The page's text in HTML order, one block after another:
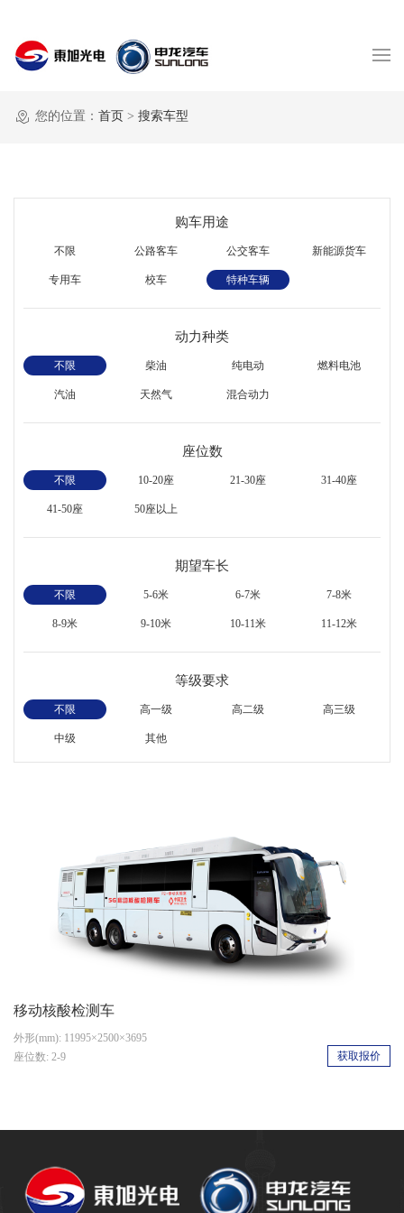
您的位置： 首页 > 搜索车型
购车用途
不限 公路客车 公交客车 新能源货车
专用车 校车 特种车辆
动力种类
不限 柴油 纯电动 燃料电池
汽油 天然气 混合动力
座位数
不限 10-20座 21-30座 31-40座
41-50座 50座以上
期望车长
不限 5-6米 6-7米 7-8米
8-9米 9-10米 10-11米 11-12米
等级要求
不限 高一级 高二级 高三级
中级 其他
移动核酸检测车
外形(mm): 11995×2500×3695
座位数: 2-9
获取报价